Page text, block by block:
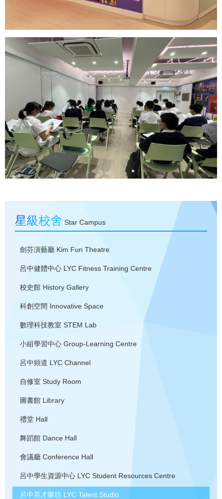
星級校舍 Star Campus
劍芬演藝廳 Kim Fun Theatre
呂中健體中心 LYC Fitness Training Centre
校史館 History Gallery
科創空間 Innovative Space
數理科技教室 STEM Lab
小組學習中心 Group-Learning Centre
呂中頻道 LYC Channel
自修室 Study Room
圖書館 Library
禮堂 Hall
舞蹈館 Dance Hall
會議廳 Conference Hall
呂中學生資源中心 LYC Student Resources Centre
呂中英才樂坊 LYC Talent Studio